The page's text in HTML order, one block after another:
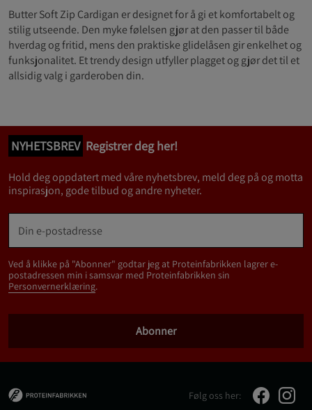
Butter Soft Zip Cardigan er designet for å gi et komfortabelt og
stilig utseende. Den myke følelsen gjør at den passer til både
hverdag og fritid, mens den praktiske glidelåsen gir enkelhet og
funksjonalitet. Et trendy design utfyller plagget og gjør det til et
allsidig valg i garderoben din.
NYHETSBREV Registrer deg her!
Hold deg oppdatert med våre nyhetsbrev, meld deg på og motta
inspirasjon, gode tilbud og andre nyheter.
Ved å klikke på "Abonner" godtar jeg at Proteinfabrikken lagrer e-
postadressen min i samsvar med Proteinfabrikken sin
Personvernerklæring.
Abonner
Følg oss her: